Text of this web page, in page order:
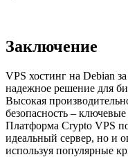
Заключение
VPS хостинг на Debian
надежное решение для
Высокая
безопасность –
Платформа Crypto VPS
идеальный сервер, но и
используя популярные